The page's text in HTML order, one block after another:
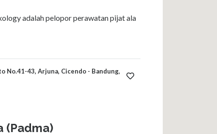
adalah pelopor perawatan pijat ala
No.41-43, Arjuna, Cicendo - Bandung,
(Padma)